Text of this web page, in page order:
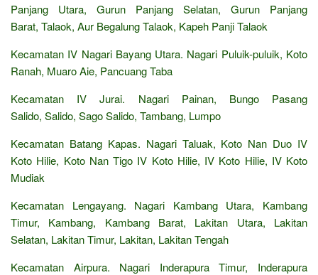
Panjang Utara, Gurun Panjang Selatan, Gurun Panjang
Barat, Talaok, Aur Begalung Talaok, Kapeh Panji Talaok
Kecamatan IV Nagari Bayang Utara. Nagari Puluik-puluik, Koto
Ranah, Muaro Aie, Pancuang Taba
Kecamatan IV Jurai. Nagari Painan, Bungo Pasang
Salido, Salido, Sago Salido, Tambang, Lumpo
Kecamatan Batang Kapas. Nagari Taluak, Koto Nan Duo IV
Koto Hilie, Koto Nan Tigo IV Koto Hilie, IV Koto Hilie, IV Koto
Mudiak
Kecamatan Lengayang. Nagari Kambang Utara, Kambang
Timur, Kambang, Kambang Barat, Lakitan Utara, Lakitan
Selatan, Lakitan Timur, Lakitan, Lakitan Tengah
Kecamatan Airpura. Nagari Inderapura Timur, Inderapura